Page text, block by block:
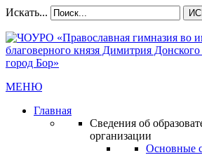
Искать...
МЕНЮ
Главная
Сведения об
организации
Основные